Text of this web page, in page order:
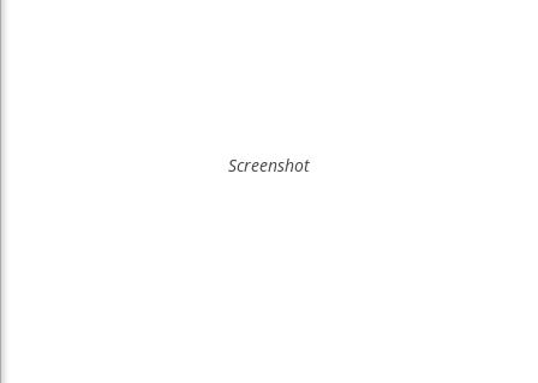
Screenshot